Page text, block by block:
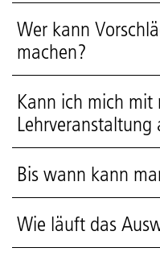
Wer kann
machen?
Kann ich mich mit
Lehrveranstaltung
Bis wann kann
Wie läuft das